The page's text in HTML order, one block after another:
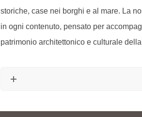
storiche, case nei borghi e al mare. La
in ogni contenuto, pensato per
patrimonio architettonico e culturale